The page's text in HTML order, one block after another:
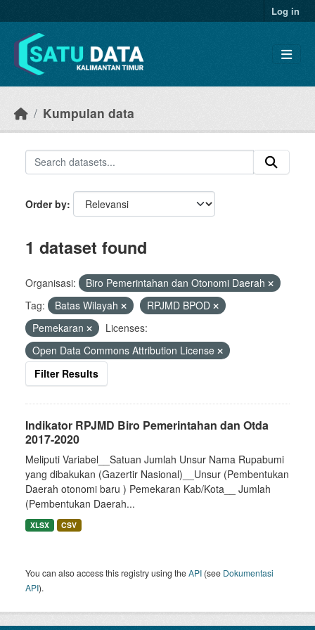
Log in
Kumpulan data
Order by
1 dataset found
Organisasi:
Biro Pemerintahan dan Otonomi Daerah
Tag:
Batas Wilayah
RPJMD BPOD
Pemekaran
Licenses:
Open Data Commons Attribution License
Filter Results
Indikator RPJMD Biro Pemerintahan dan Otda
2017-2020
Meliputi Variabel__Satuan Jumlah Unsur Nama Rupabumi
yang dibakukan (Gazertir Nasional)__Unsur (Pembentukan
Daerah otonomi baru ) Pemekaran Kab/Kota__ Jumlah
(Pembentukan Daerah...
XLSX CSV
You can also access this registry using theAPI (see Dokumentasi
API).